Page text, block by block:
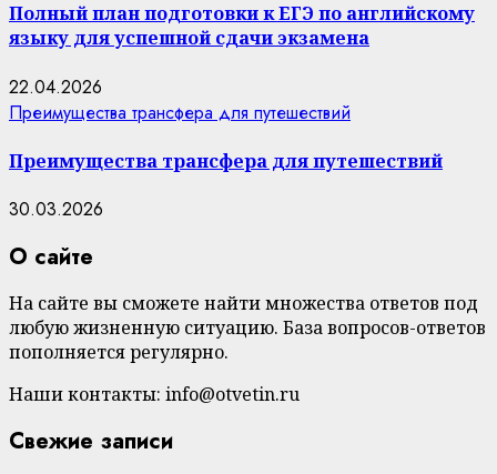
Полный план подготовки к ЕГЭ по английскому
языку для успешной сдачи экзамена
22.04.2026
Преимущества трансфера для путешествий
Преимущества трансфера для путешествий
30.03.2026
О сайте
На сайте вы сможете найти множества ответов под
любую жизненную ситуацию. База вопросов-ответов
пополняется регулярно.
Наши контакты: info@otvetin.ru
Свежие записи